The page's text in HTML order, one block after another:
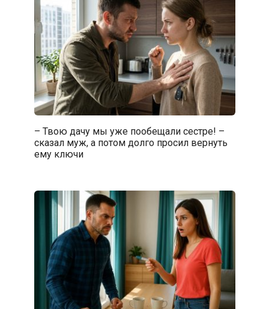
– Твою дачу мы уже пообещали сестре! –
сказал муж, а потом долго просил вернуть
ему ключи